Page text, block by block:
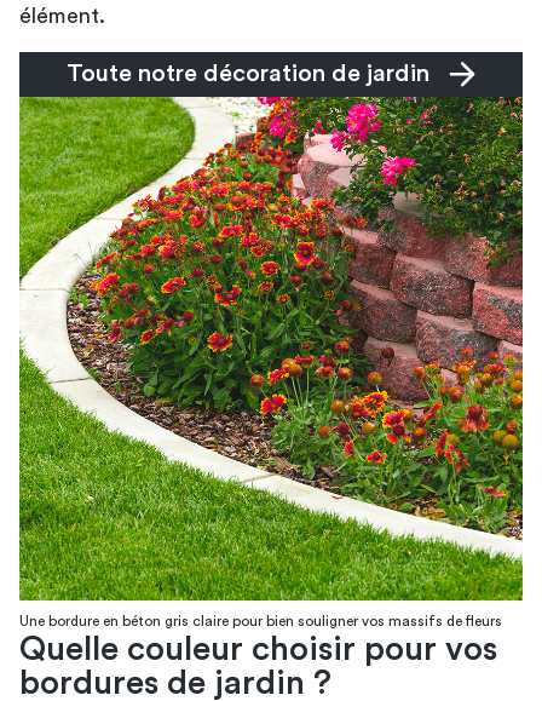
Une bordure en béton gris claire pour bien souligner vos massifs de fleurs
élément.
Toute notre décoration de jardin
Quelle couleur choisir pour vos
bordures de jardin ?